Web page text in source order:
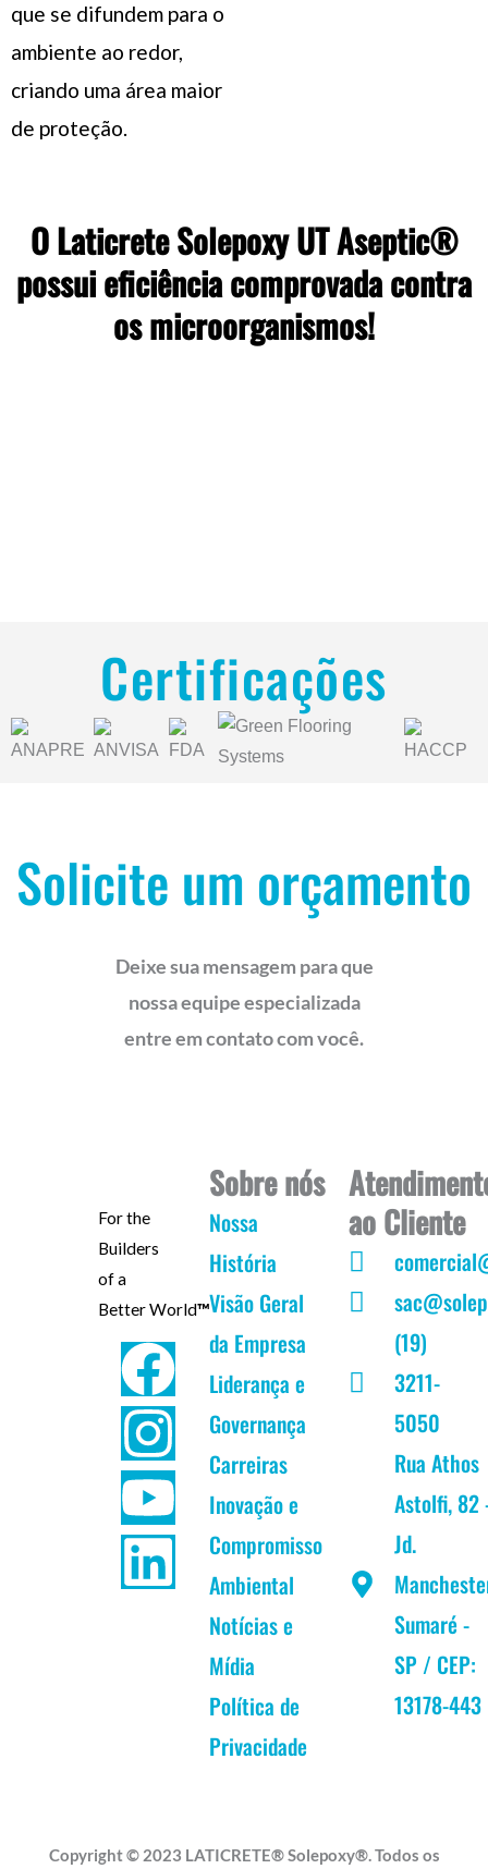
que se difundem para o
ambiente ao redor,
criando uma área maior
de proteção.
O Laticrete Solepoxy UT Aseptic®
possui eficiência comprovada contra
os microorganismos!
Certificações
Solicite um orçamento
Deixe sua mensagem para que
nossa equipe especializada
entre em contato com você.
For the
Builders
of a
Better World™
F
a
c
e
b
I
n
s
t
a
Y
o
u
t
u
L
i
n
k
e
Sobre nós
Nossa
História
Visão Geral
da Empresa
Liderança e
Governança
Carreiras
Inovação e
Compromisso
Ambiental
Notícias e
Mídia
Política de
Privacidade
ao Cliente
(19)
3211-
5050
Rua Athos
Astolfi, 82
Jd.
Sumaré -
SP / CEP:
13178-443
Copyright © 2023 LATICRETE® Solepoxy®. Todos os